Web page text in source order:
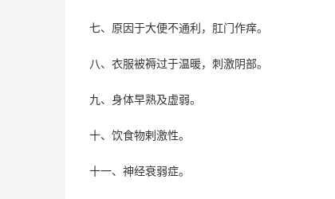
七、原因于大便不通利，肛门作痒。
八、衣服被褥过于温暖，刺激阴部。
九、身体早熟及虚弱。
十、饮食物剌激性。
十一、神经衰弱症。